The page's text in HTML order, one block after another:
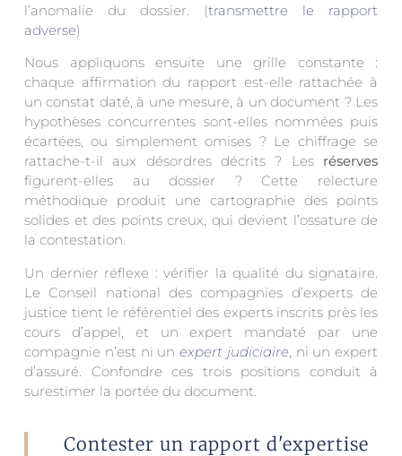
l’anomalie du dossier. (transmettre le rapport
adverse)
Nous appliquons ensuite une grille constante :
chaque affirmation du rapport est-elle rattachée à
un constat daté, à une mesure, à un document ? Les
hypothèses concurrentes sont-elles nommées puis
écartées, ou simplement omises ? Le chiffrage se
rattache-t-il aux désordres décrits ? Les réserves
figurent-elles au dossier ? Cette relecture
méthodique produit une cartographie des points
solides et des points creux, qui devient l’ossature de
la contestation.
Un dernier réflexe : vérifier la qualité du signataire.
Le Conseil national des compagnies d’experts de
justice tient le référentiel des experts inscrits près les
cours d’appel, et un expert mandaté par une
compagnie n’est ni un expert judiciaire, ni un expert
d’assuré. Confondre ces trois positions conduit à
surestimer la portée du document.
Contester un rapport d'expertise